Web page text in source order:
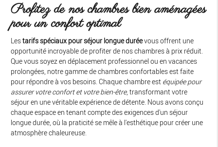
Profitez de nos chambres bien aménagées
pour un confort optimal
Lestarifs spéciaux pour séjour longue duréevous offrent une
opportunité incroyable de profiter de nos chambres à prix réduit.
Que vous soyez en déplacement professionnel ou en vacances
prolongées, notre gamme de chambres confortables est faite
pour répondre à vos besoins. Chaque chambre est équipée pour
assurer votre confort et votre bien-être, transformant votre
séjour en une véritable expérience de détente. Nous avons conçu
chaque espace en tenant compte des exigences d'un séjour
longue durée, où la praticité se mêle à l'esthétique pour créer une
atmosphère chaleureuse.